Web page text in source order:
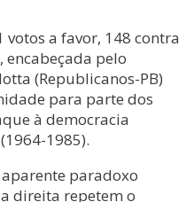
votos a favor, 148 contra
encabeçada pelo
(Republicanos-PB)
para parte dos
à democracia
1985).
paradoxo
direita repetem o